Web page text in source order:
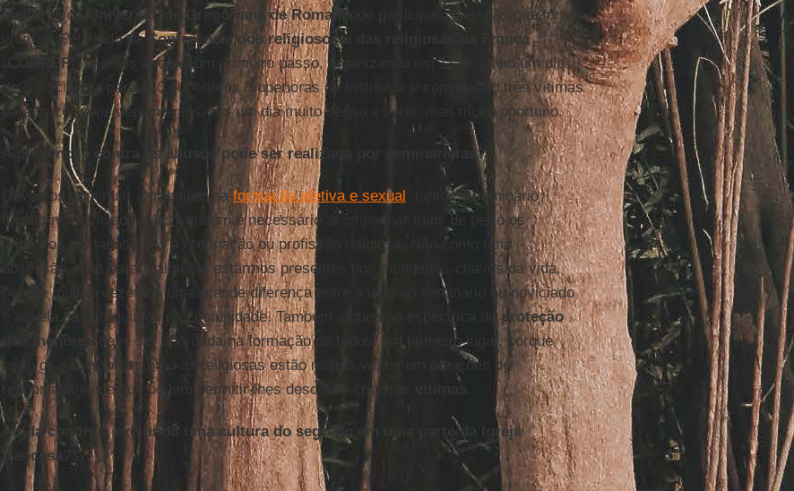
Menores da Universidade Gregoriana de Roma, onde participam pessoas que foram
vítimas. Pelo lado da Conferência dos religiosos e das religiosas da França
CORREF ), fizemos apenas um primeiro passo, organizando em 11 de junho um dia
de consciência para 130 superiores /superioras de institutos e convidando três vítimas
para trazer seus depoimentos. Foi um dia muito denso e sério, mas muito oportuno.
A prevenção contra os abusos pode ser realizada por seminaristas?
Devemos continuar a trabalhar naformação afetiva e sexual , tanto no seminário
quanto no noviciado. Mas também é necessário acompanhar mais de perto os
primeiros dez anos após a ordenação ou profissão religiosa. Não como uma
obsessão, mas para realmente estarmos presentes nos momentos-chaves da vida,
porque muitas vezes há uma grande diferença entre a vida no seminário ou noviciado
e aquela na paróquia ou na comunidade. Também a questão específica daproteção
dos menoresdeve ser abordada na formação de todos, em primeiro lugar, porque
tanto os sacerdotes como as religiosas estão muitas vezes em posições de
responsabilidade que podem permitir-lhes descobrir crianças
Ainda continua existindo uma cultura do segredo em uma parte da Igreja
francesa?